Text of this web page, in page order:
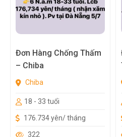
Đơn Hàng Chống Thấm
– Chiba
Chiba
18 - 33 tuổi
176.734 yên/ tháng
322